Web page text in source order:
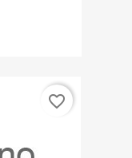
favorite_border